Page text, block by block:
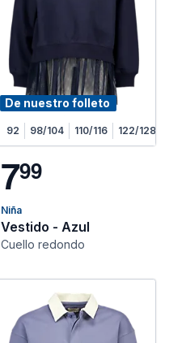
De nuestro folleto
92 98/104 110/116 122/128
799
Niña
Vestido - Azul
Cuello redondo